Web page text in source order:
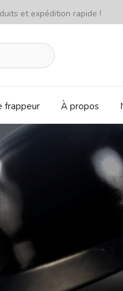
et expédition rapide !
frappeur À propos